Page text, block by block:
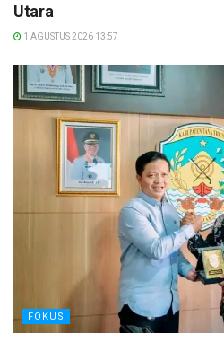
Utara
1 AGUSTUS 2026 13:57
FOKUS